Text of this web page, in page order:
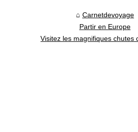
Carnetdevoyage
Partir en Europe
Visitez les magnifiques chutes